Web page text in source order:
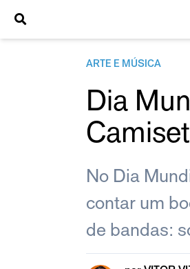
ARTE E MÚSICA
Dia
No Dia
contar um
de bandas: